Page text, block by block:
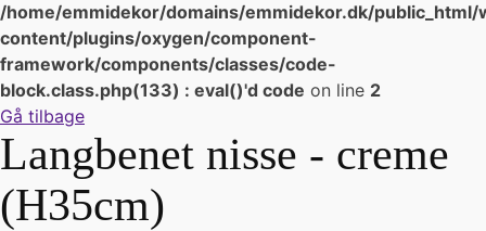
/home/emmidekor/domains/emmidekor.dk/public_html/
content/plugins/oxygen/component-
framework/components/classes/code-
block.class.php(133) : eval()'d code on line 2
Gå tilbage
Langbenet nisse - creme
(H35cm)